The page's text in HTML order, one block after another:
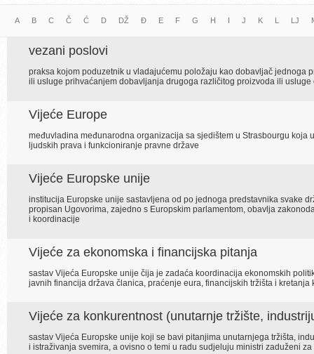
A B C Č Ć D DŽ Đ E F G H I J K L LJ
vezani poslovi
praksa kojom poduzetnik u vladajućemu položaju kao dobavljač jednoga
ili usluge prihvaćanjem dobavljanja drugoga različitog proizvoda ili
Vijeće Europe
međuvladina međunarodna organizacija sa sjedištem u Strasbourgu koja
ljudskih prava i funkcioniranje pravne države
Vijeće Europske unije
institucija Europske unije sastavljena od po jednoga predstavnika svake
propisan Ugovorima, zajedno s Europskim parlamentom, obavlja
i koordinacije
Vijeće za ekonomska i financijska pitanja
sastav Vijeća Europske unije čija je zadaća koordinacija ekonomskih
javnih financija država članica, praćenje eura, financijskih tržišta i
Vijeće za konkurentnost (unutarnje tržište,
sastav Vijeća Europske unije koji se bavi pitanjima unutarnjega tržišta,
i istraživanja svemira, a ovisno o temi u radu sudjeluju ministri zaduženi